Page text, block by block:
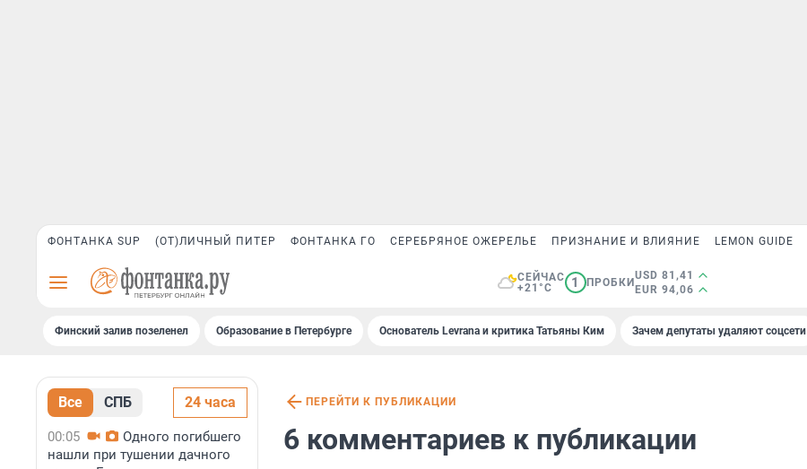
ФОНТАНКА SUP (ОТ)ЛИЧНЫЙ ПИТЕР ФОНТАНКА ГО СЕРЕБРЯНОЕ ОЖЕРЕЛЬЕ ПРИЗНАНИЕ И ВЛИЯНИЕ LEMON GUIDE
СЕЙЧАС
+21°C
1 ПРОБКИ
USD 81,41
EUR 94,06
Финский залив позеленел Образование в Петербурге Основатель Levrana и критика Татьяны Ким Зачем депутаты удаляют соцсети
Все СПБ 24 часа
00:05
Одного погибшего
нашли при тушении дачного
ПЕРЕЙТИ К ПУБЛИКАЦИИ
6 комментариев к публикации